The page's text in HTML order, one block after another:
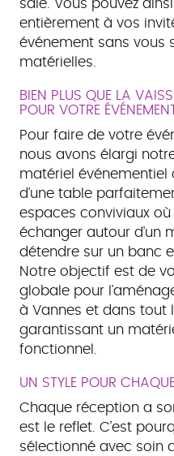
sale. Vous pouvez
entièrement à vos
événement sans vous
matérielles.
BIEN PLUS QUE LA
POUR VOTRE
Pour faire de votre
nous avons élargi
matériel événementiel
d'une table
espaces conviviaux
échanger autour d'un
détendre sur un banc
Notre objectif est de
globale pour
à Vannes et dans tout
garantissant un
fonctionnel.
UN STYLE POUR
Chaque réception a
est le reflet. C’est
sélectionné avec soin